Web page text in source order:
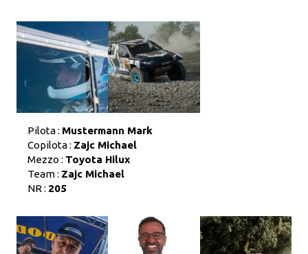
Pilota : Mustermann Mark
Copilota : Zajc Michael
Mezzo : Toyota Hilux
Team : Zajc Michael
NR : 205